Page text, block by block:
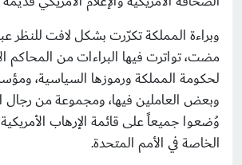
مضت، تواترت فيها البراءات من المحاكم
لحكومة المملكة ورموزها السياسية،
وبعض العاملين فيها، ومجموعة من رجال
وُضعوا جميعاً على قائمة الإرهاب
الخاصة في الأمم المتحدة.